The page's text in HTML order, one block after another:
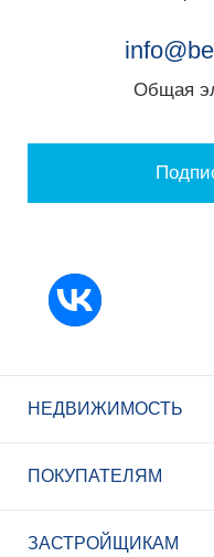
Общая
НЕДВИЖИМОСТЬ
ПОКУПАТЕЛЯМ
ЗАСТРОЙЩИКАМ